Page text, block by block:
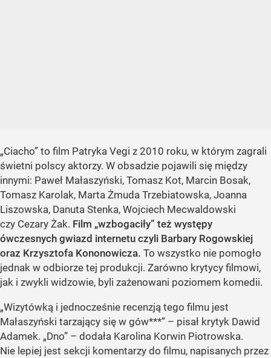
„Ciacho” to film Patryka Vegi z 2010 roku, w którym zagrali
świetni polscy aktorzy. W obsadzie pojawili się między
innymi: Paweł Małaszyński, Tomasz Kot, Marcin Bosak,
Tomasz Karolak, Marta Żmuda Trzebiatowska, Joanna
Liszowska, Danuta Stenka, Wojciech Mecwaldowski
czy Cezary Żak. Film „wzbogaciły” też występy
ówczesnych gwiazd internetu czyli Barbary Rogowskiej
oraz Krzysztofa Kononowicza. To wszystko nie pomogło
jednak w odbiorze tej produkcji. Zarówno krytycy filmowi,
jak i zwykli widzowie, byli zażenowani poziomem komedii.
„Wizytówką i jednocześnie recenzją tego filmu jest
Małaszyński tarzający się w gów***” – pisał krytyk Dawid
Adamek. „Dno” – dodała Karolina Korwin Piotrowska.
Nie lepiej jest sekcji komentarzy do filmu, napisanych przez